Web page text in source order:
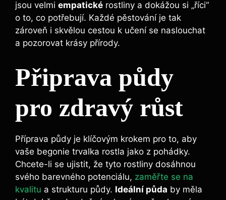
jsou velmi empatické rostliny a dokážou si „říci“
o to, co potřebují. Každé pěstování je tak
zároveň i skvělou cestou k učení se naslouchat
a pozorovat krásy přírody.
Připrava půdy
pro zdravý růst
Příprava půdy je klíčovým krokem pro to, aby
vaše begonie trvalka rostla jako z pohádky.
Chcete-li se ujistit, že tyto rostliny dosáhnou
svého barevného potenciálu, zaměřte se na
kvalitu a strukturu půdy. Ideální půda by měla